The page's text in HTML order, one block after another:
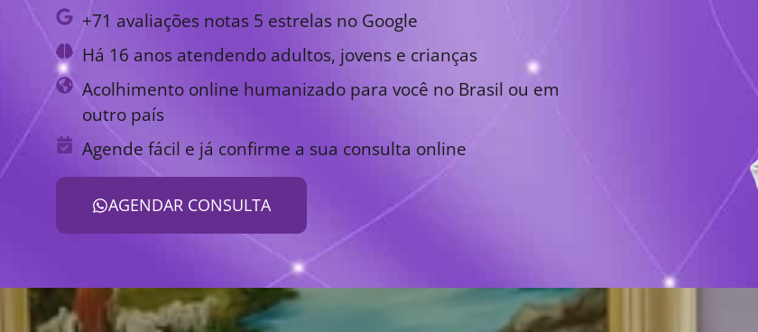
+71 avaliações notas 5 estrelas no Google
Há 16 anos atendendo adultos, jovens e crianças
Acolhimento online humanizado para você no Brasil ou em
outro país
Agende fácil e já confirme a sua consulta online
AGENDAR CONSULTA